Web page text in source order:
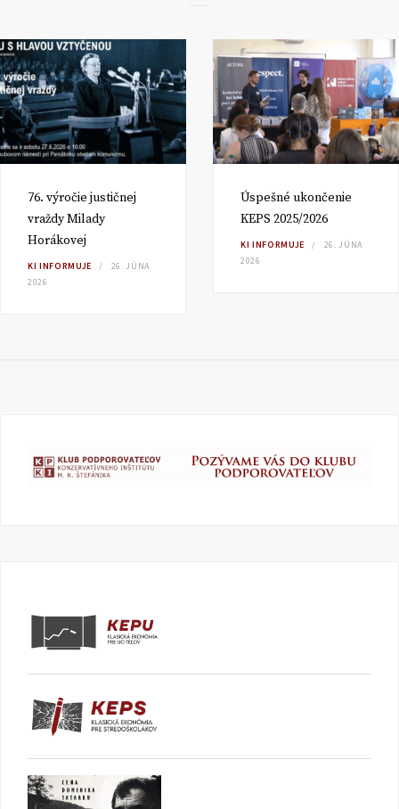
76. výročie justičnej
vraždy Milady
Horákovej
KI INFORMUJE
26. JÚNA
2026
Úspešné ukončenie
KEPS 2025/2026
KI INFORMUJE
26. JÚNA
2026